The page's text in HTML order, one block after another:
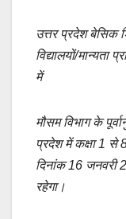
उत्तर प्रदेश बेसिक
विद्यालयों/मान्यता
में
मौसम विभाग के
प्रदेश में कक्षा 1 से
दिनांक 16
रहेगा।